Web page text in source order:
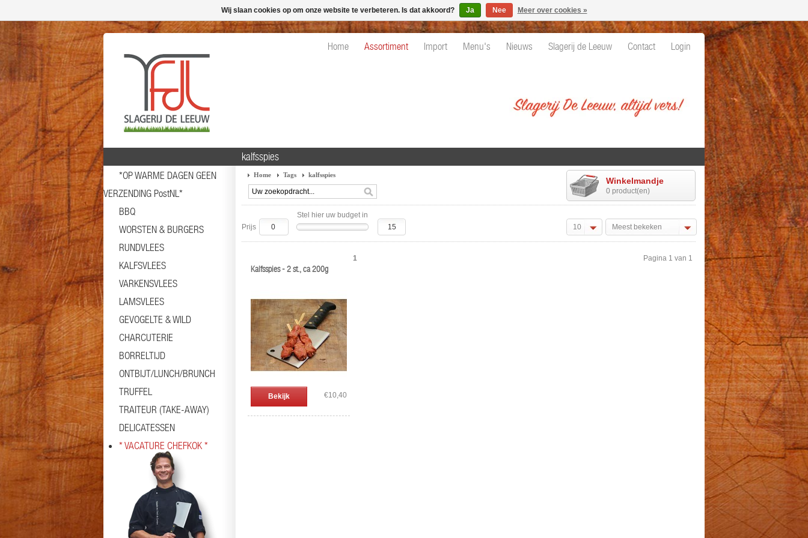
Home Assortiment Import Menu's Nieuws Slagerij de Leeuw Contact Login
*OP WARME DAGEN GEEN
VERZENDING PostNL*
BBQ
WORSTEN & BURGERS
RUNDVLEES
KALFSVLEES
VARKENSVLEES
LAMSVLEES
GEVOGELTE & WILD
CHARCUTERIE
BORRELTIJD
ONTBIJT/LUNCH/BRUNCH
TRUFFEL
TRAITEUR (TAKE-AWAY)
DELICATESSEN
* VACATURE CHEFKOK *
kalfsspies
Home Tags kalfsspies
Winkelmandje
0 product(en)
Stel hier uw budget in
Prijs
10 Meest bekeken
Kalfsspies - 2 st., ca 200g
Bekijk €10,40
1 Pagina 1 van 1
Wij slaan cookies op om onze website te verbeteren. Is dat akkoord? Ja Nee Meer over cookies »